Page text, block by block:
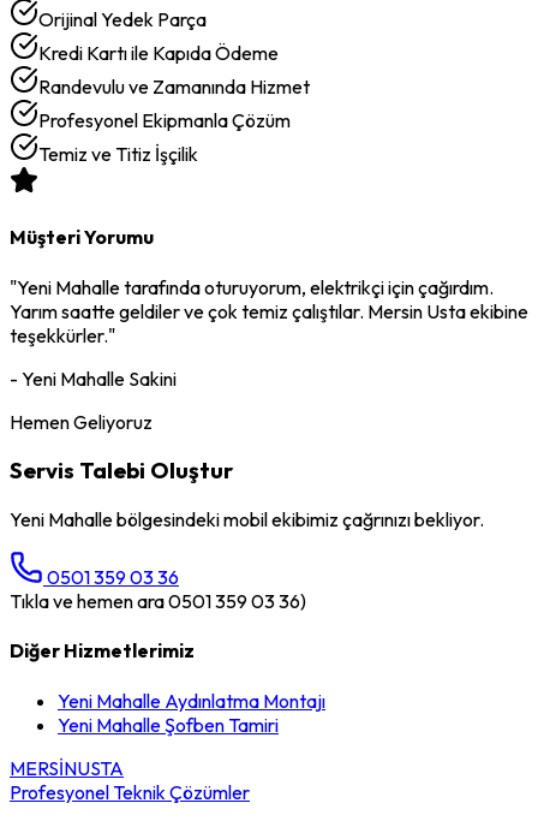
Orijinal Yedek Parça
Kredi Kartı ile Kapıda Ödeme
Randevulu ve Zamanında Hizmet
Profesyonel Ekipmanla Çözüm
Temiz ve Titiz İşçilik
Müşteri Yorumu
"Yeni Mahalletarafında oturuyorum, elektrikçiiçin çağırdım.
Yarım saatte geldiler ve çok temiz çalıştılar. Mersin Usta ekibine
teşekkürler."
- Yeni Mahalle Sakini
Hemen Geliyoruz
Servis Talebi Oluştur
Yeni Mahallebölgesindeki mobil ekibimiz çağrınızı bekliyor.
0501 359 03 36
Tıkla ve hemen ara 0501 359 03 36)
Diğer Hizmetlerimiz
Yeni Mahalle Aydınlatma Montajı
Yeni MahalleŞofben Tamiri
MERSİNUSTA
Profesyonel Teknik Çözümler